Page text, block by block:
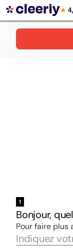
Votre simulation
★